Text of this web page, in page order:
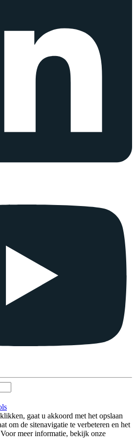
gaat u akkoord met het opslaan
om de sitenavigatie te verbeteren en het
meer informatie, bekijk onze